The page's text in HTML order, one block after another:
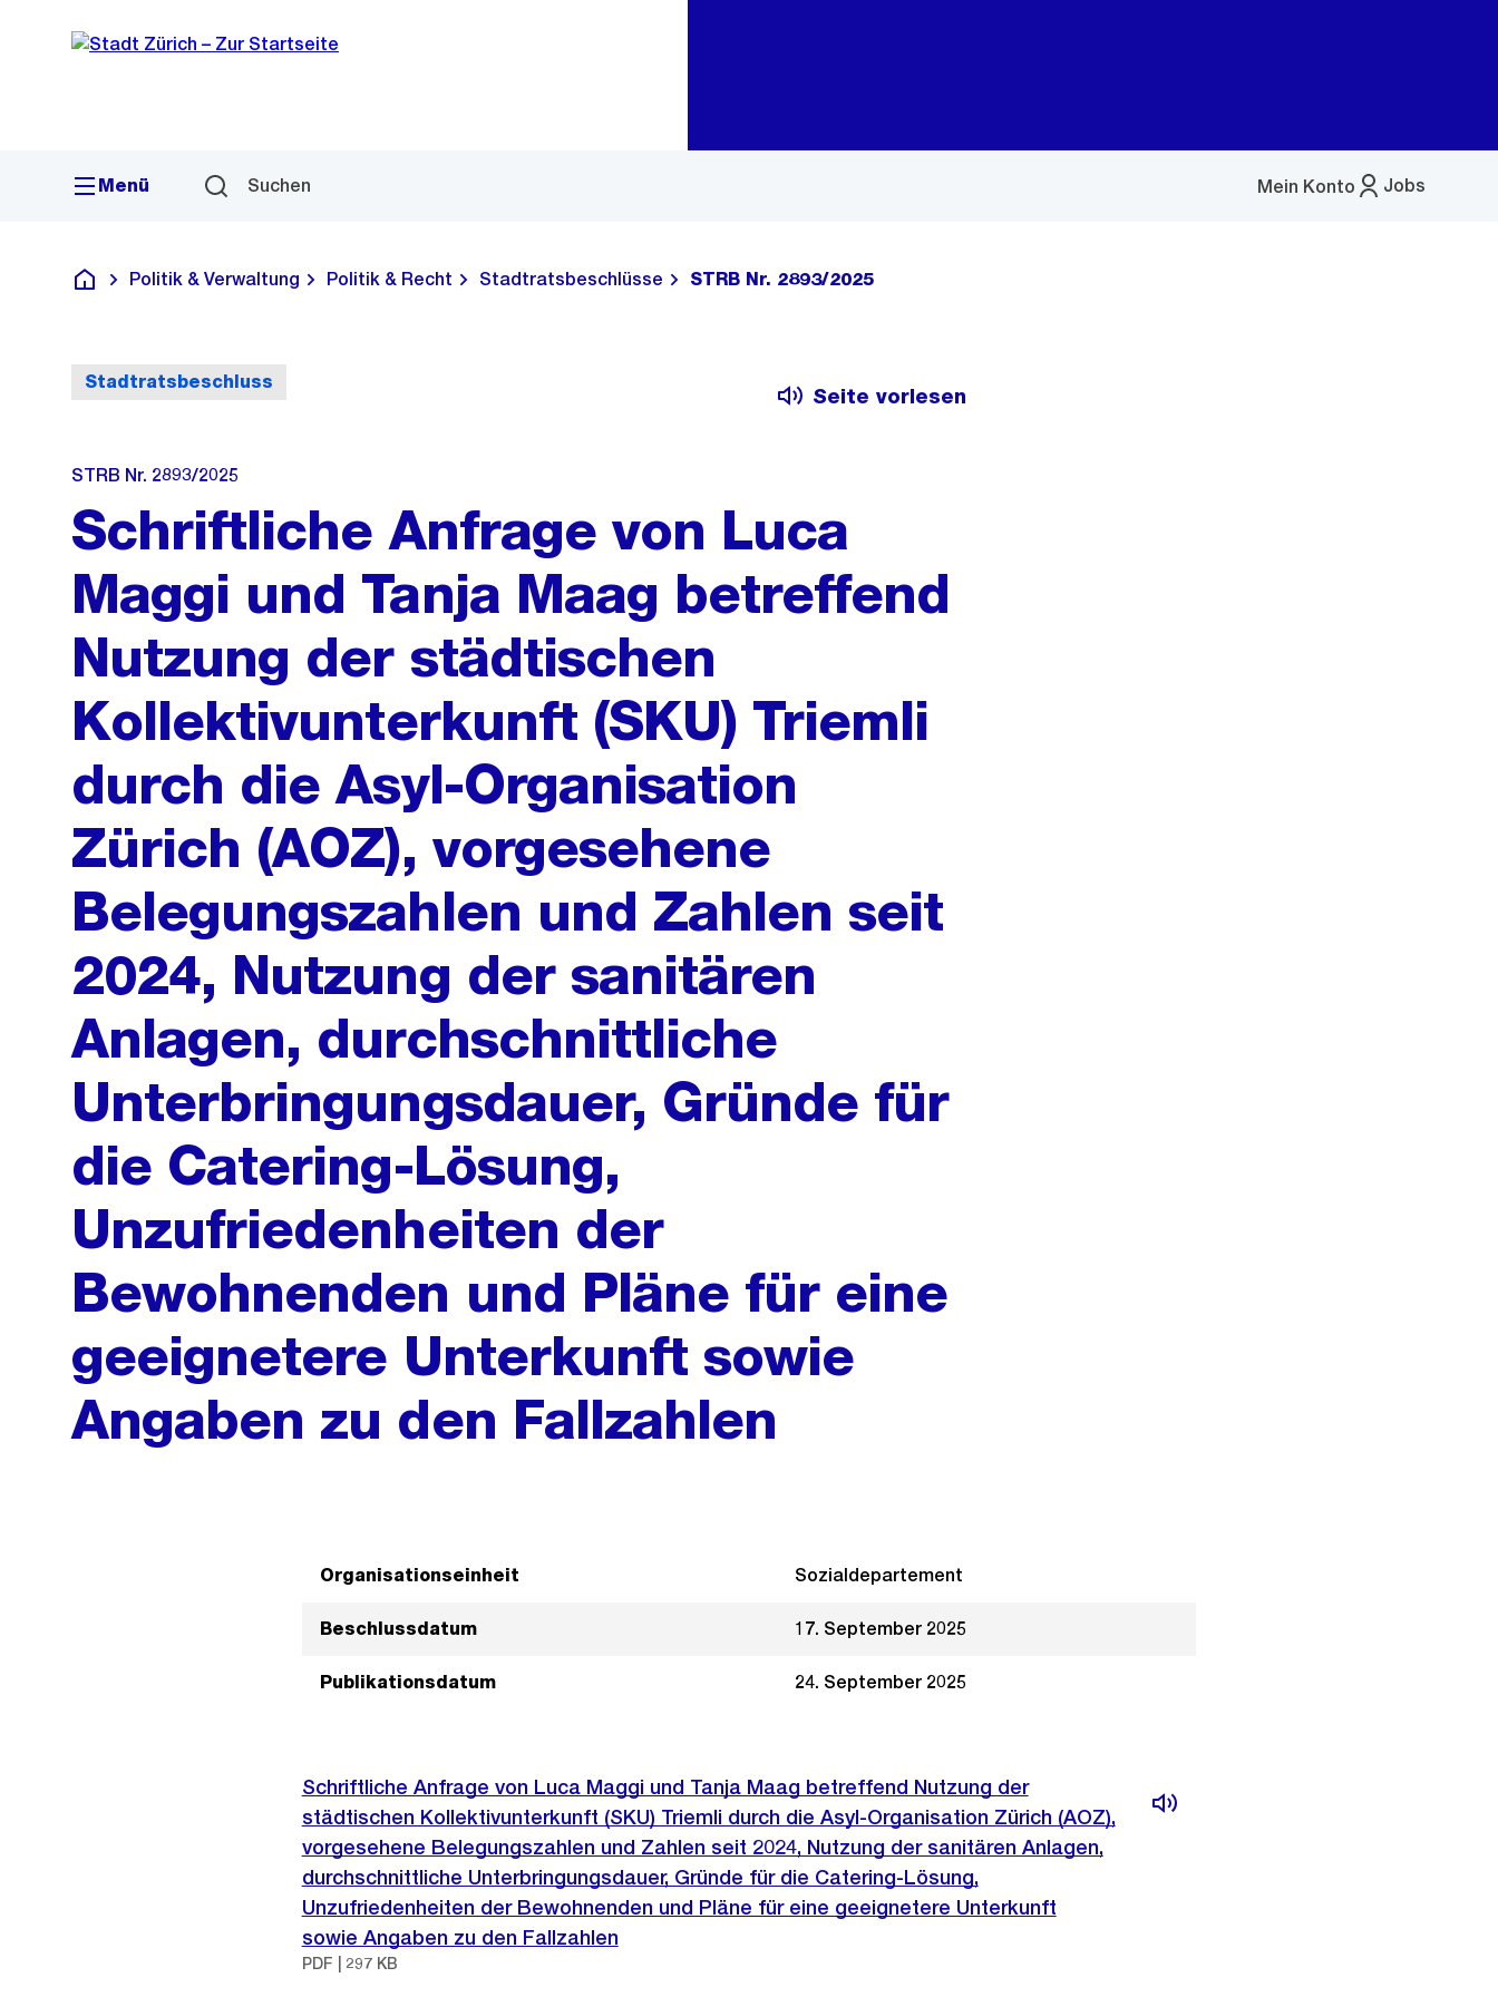
Navigation
Sprunglink
Menü Suchen Jobs
Mein Konto
Menü
Deutsch
Politik & Verwaltung Politik & Recht Stadtratsbeschlüsse STRB Nr. 2893/2025
Stadtratsbeschluss
Seite vorlesen
STRB Nr. 2893/2025
Schriftliche Anfrage von Luca
Maggi und Tanja Maag betreffend
Nutzung der städtischen
Kollektivunterkunft (SKU) Triemli
durch die Asyl-Organisation
Zürich (AOZ), vorgesehene
Belegungszahlen und Zahlen seit
2024, Nutzung der sanitären
Anlagen, durchschnittliche
Unterbringungsdauer, Gründe für
die Catering-Lösung,
Unzufriedenheiten der
Bewohnenden und Pläne für eine
geeignetere Unterkunft sowie
Angaben zu den Fallzahlen
Organisationseinheit Sozialdepartement
Beschlussdatum 17. September 2025
Publikationsdatum 24. September 2025
Schriftliche Anfrage von Luca Maggi und Tanja Maag betreffend Nutzung der
städtischen Kollektivunterkunft (SKU) Triemli durch die Asyl-Organisation Zürich (AOZ),
vorgesehene Belegungszahlen und Zahlen seit 2024, Nutzung der sanitären Anlagen,
durchschnittliche Unterbringungsdauer, Gründe für die Catering-Lösung,
Unzufriedenheiten der Bewohnenden und Pläne für eine geeignetere Unterkunft
sowie Angaben zu den Fallzahlen
PDF | 297 KB